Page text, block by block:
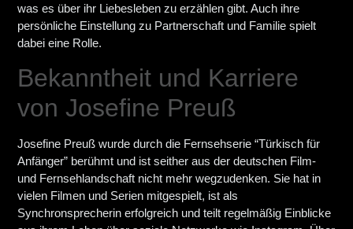
was es über ihr Liebesleben zu erzählen gibt. Auch ihre
persönliche Einstellung zu Partnerschaft und Familie spielt
dabei eine Rolle.
Bekanntheit und Karriere
von Josefine Preuß
Josefine Preuß wurde durch die Fernsehserie “Türkisch für
Anfänger” berühmt und ist seither aus der deutschen Film-
und Fernsehlandschaft nicht mehr wegzudenken. Sie hat in
vielen Filmen und Serien mitgespielt, ist als
Synchronsprecherin erfolgreich und teilt regelmäßig Einblicke